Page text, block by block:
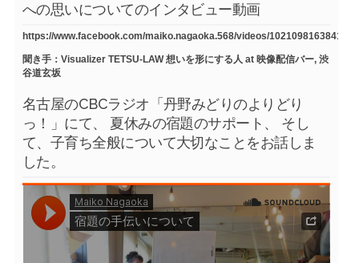
への思いについてのインタビュー動画
https://www.facebook.com/maiko.nagaoka.568/videos/
聞き手：Visualizer TETSU-LAW 想いを形にする人 at 映像配信バー, 渋
谷道玄坂
名古屋のCBCラジオ「丹野みどりのよりどり
っ！」にて、 夏休みの宿題のサポート、 そし
て、子育ち全般について大切なことをお話しま
した。